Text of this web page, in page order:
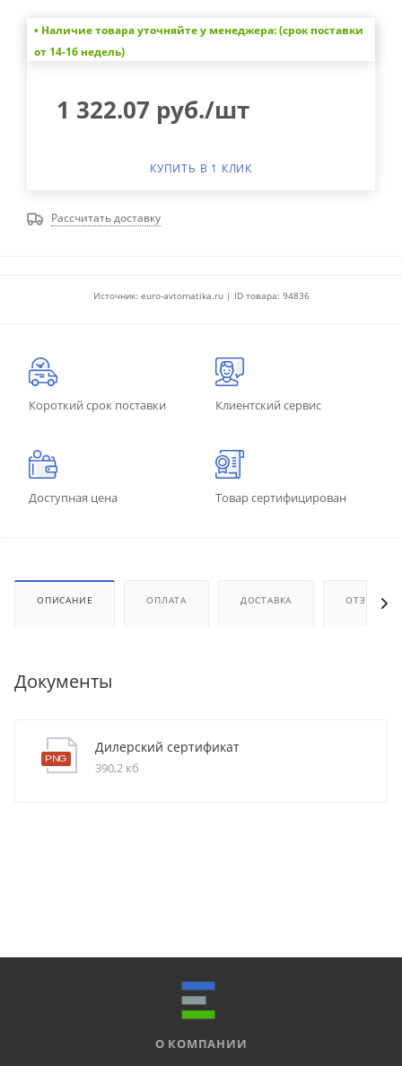
• Наличие товара уточняйте у менеджера: (срок поставки
от 14-16 недель)
1 322.07 руб./шт
КУПИТЬ В 1 КЛИК
Рассчитать доставку
Источник: euro-avtomatika.ru | ID товара: 94836
Короткий срок поставки Клиентский сервис
Доступная цена Товар сертифицирован
ОПИСАНИЕ ОПЛАТА ДОСТАВКА ОТЗЫВЫ
Документы
Дилерский сертификат
390,2 кб
О КОМПАНИИ